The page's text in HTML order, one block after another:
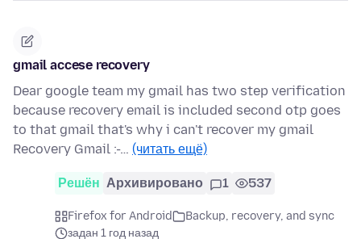
gmail accese recovery
Dear google team my gmail has two step verification
because recovery email is included second otp goes
to that gmail that's why i can't recover my gmail
Recovery Gmail :-… (читать ещё)
Решён Архивировано 1 537
Firefox for Android
Backup, recovery, and sync
задан 1 год назад